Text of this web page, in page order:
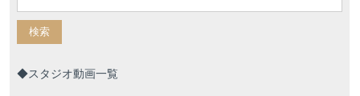
◆スタジオ動画一覧